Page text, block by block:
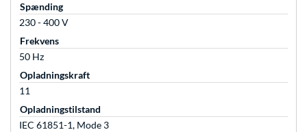
Spænding
230 - 400 V
Frekvens
50 Hz
Opladningskraft
11
Opladningstilstand
IEC 61851-1, Mode 3